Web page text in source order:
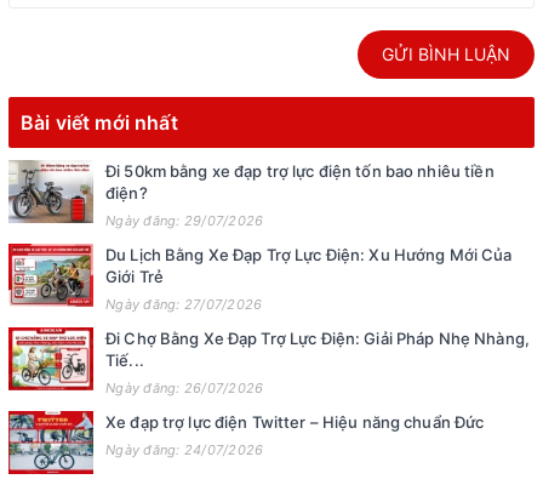
GỬI BÌNH LUẬN
Bài viết mới nhất
Đi 50km bằng xe đạp trợ lực điện tốn bao nhiêu tiền
điện?
Ngày đăng: 29/07/2026
Du Lịch Bằng Xe Đạp Trợ Lực Điện: Xu Hướng Mới Của
Giới Trẻ
Ngày đăng: 27/07/2026
Đi Chợ Bằng Xe Đạp Trợ Lực Điện: Giải Pháp Nhẹ Nhàng,
Tiế...
Ngày đăng: 26/07/2026
Xe đạp trợ lực điện Twitter – Hiệu năng chuẩn Đức
Ngày đăng: 24/07/2026